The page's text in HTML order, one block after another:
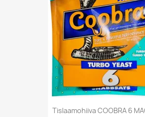
Tislaamohiiva COOBRA 6